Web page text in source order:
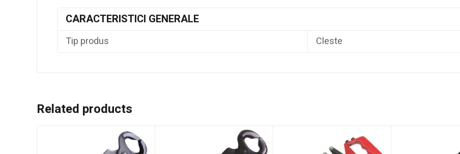
CARACTERISTICI GENERALE
Tip produs Cleste
Related products